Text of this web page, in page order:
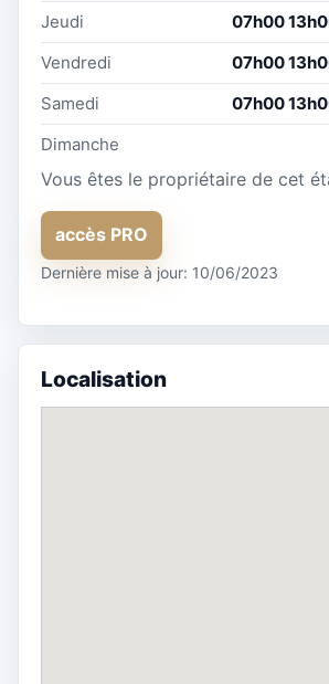
Jeudi
07h00
Vendredi
07h00
Samedi
07h00
Dimanche
Vous êtes le propriétaire de cet
accès PRO
Dernière mise à jour: 10/06/2023
Localisation